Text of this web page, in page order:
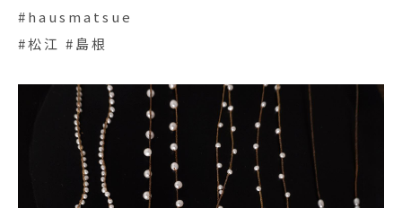
#hausmatsue
#松江 #島根